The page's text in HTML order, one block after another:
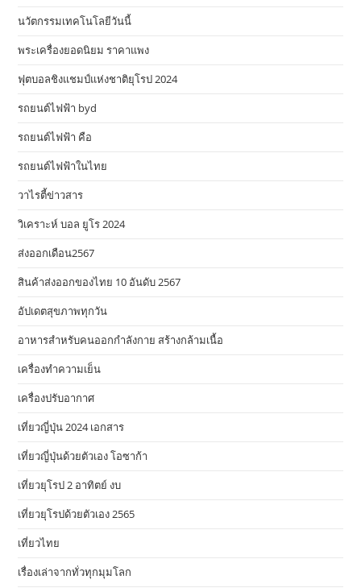
นวัตกรรมเทคโนโลยีวันนี้
พระเครื่องยอดนิยม ราคาแพง
ฟุตบอลชิงแชมป์แห่งชาติยุโรป 2024
รถยนต์ไฟฟ้า byd
รถยนต์ไฟฟ้า คือ
รถยนต์ไฟฟ้าในไทย
วาไรตี้ข่าวสาร
วิเคราะห์ บอล ยูโร 2024
ส่งออกเดือน2567
สินค้าส่งออกของไทย 10 อันดับ 2567
อัปเดตสุขภาพทุกวัน
อาหารสําหรับคนออกกําลังกาย สร้างกล้ามเนื้อ
เครื่องทำความเย็น
เครื่องปรับอากาศ
เที่ยวญี่ปุ่น 2024 เอกสาร
เที่ยวญี่ปุ่นด้วยตัวเอง โอซาก้า
เที่ยวยุโรป 2 อาทิตย์ งบ
เที่ยวยุโรปด้วยตัวเอง 2565
เที่ยวไทย
เรื่องเล่าจากทั่วทุกมุมโลก